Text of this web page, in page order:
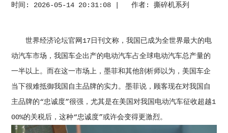
时间: 2026-05-14 20:31:08 | 作者:撕碎机系列
世界经济论坛官网17日刊文称，我国已成为全世界最大的电
动汽车市场，我国车企出产的电动汽车占全球电动汽车总产量的
一半以上。而在这一市场上，墨菲和其他剖析师以为，美国车企
当下很难抵御我国自主品牌的实力。墨菲说，顾客现在对我国自
主品牌的“忠诚度”很强，尤其是在美国对我国电动汽车征收超越1
00%的关税后，这种“忠诚度”或许会变得更激烈。